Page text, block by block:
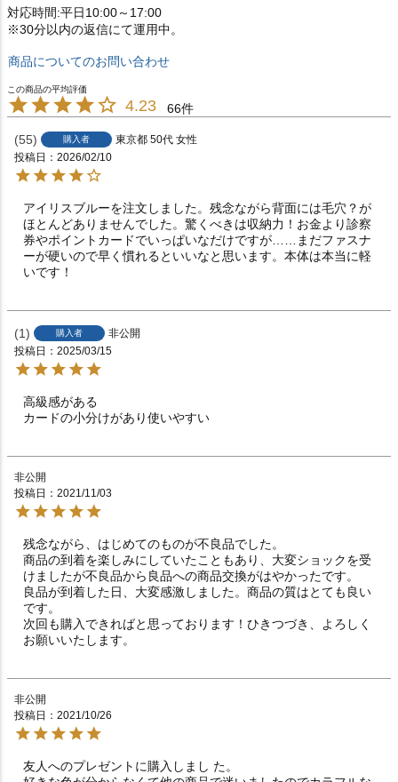
対応時間:平日10:00～17:00
※30分以内の返信にて運用中。
商品についてのお問い合わせ
4.23 66
55 購入者 東京都 50代 女性
投稿日
2026/02/10
アイリスブルーを注文しました。残念ながら背面には毛穴？が
ほとんどありませんでした。驚くべきは収納力！お金より診察
券やポイントカードでいっぱいなだけですが……まだファスナ
ーが硬いので早く慣れるといいなと思います。本体は本当に軽
いです！
1 購入者
非公開
投稿日
2025/03/15
高級感がある
カードの小分けがあり使いやすい
非公開
投稿日
2021/11/03
残念ながら、はじめてのものが不良品でした。
商品の到着を楽しみにしていたこともあり、大変ショックを受
けましたが不良品から良品への商品交換がはやかったです。
良品が到着した日、大変感激しました。商品の質はとても良い
です。
次回も購入できればと思っております！ひきつづき、よろしく
非公開
投稿日
2021/10/26
友人へのプレゼントに購入しまし た。